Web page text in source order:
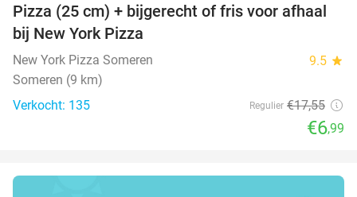
60%
Pizza (25 cm) + bijgerecht of fris voor afhaal
bij New York Pizza
New York Pizza Someren 9.5 star
Someren (9 km)
Verkocht: 135
Regulier €17,55
€6,99